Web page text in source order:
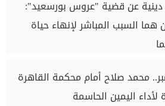
عن قضية "عروس بورسعيد":
هما السبب المباشر لإنهاء حياة
محمد صلاح أمام محكمة القاهرة
لأداء اليمين الحاسمة